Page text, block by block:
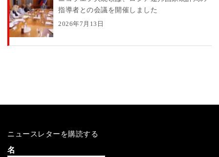
指導者との会議を開催しました
2026年7月13日
ニュースレターを購読する
名